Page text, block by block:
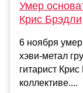
Умер
Крис Брэдли
6 ноября умер
хэви-метал
гитарист
коллективе....